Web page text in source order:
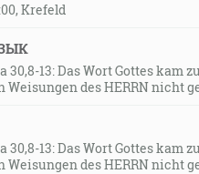
Krefeld
30,8-13: Das Wort Gottes
Weisungen des HERRN nicht
30,8-13: Das Wort Gottes
Weisungen des HERRN nicht